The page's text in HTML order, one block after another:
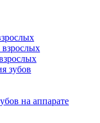
взрослых
зубов
на аппарате